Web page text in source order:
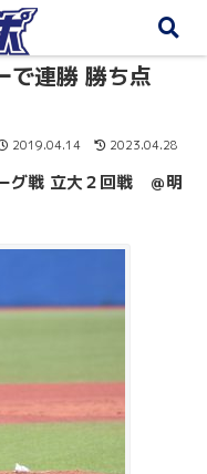
で連勝 勝ち点
2019.04.14 2023.04.28
グ戦 立大２回戦 ＠明